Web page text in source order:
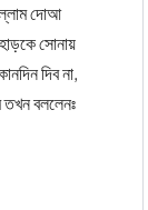
দোআ
সোনায়
দিব না,
তখন বললেনঃ